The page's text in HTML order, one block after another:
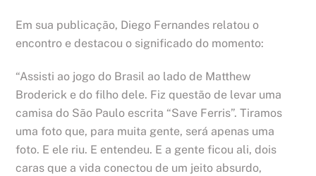
Em sua publicação, Diego Fernandes relatou o
encontro e destacou o significado do momento:
“Assisti ao jogo do Brasil ao lado de Matthew
Broderick e do filho dele. Fiz questão de levar uma
camisa do São Paulo escrita “Save Ferris”. Tiramos
uma foto que, para muita gente, será apenas uma
foto. E ele riu. E entendeu. E a gente ficou ali, dois
caras que a vida conectou de um jeito absurdo,